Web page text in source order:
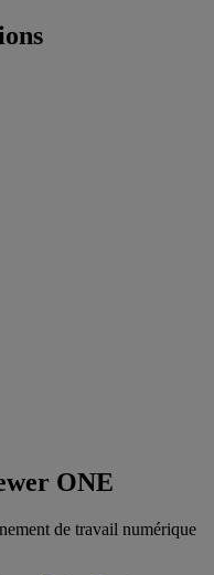
ONE
de travail numérique